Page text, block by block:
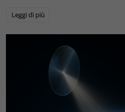
Leggi di più